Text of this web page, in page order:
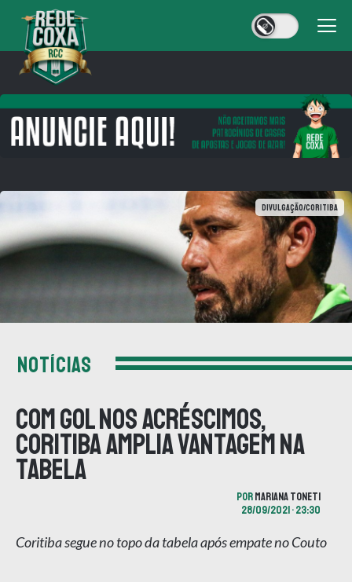
Divulgação/Coritiba
NOTÍCIAS
Com gol nos acréscimos,
Coritiba amplia vantagem na
tabela
PORMARIANA TONETI
28/09/2021 • 23:30
Coritiba segue no topo da tabela após empate no Couto